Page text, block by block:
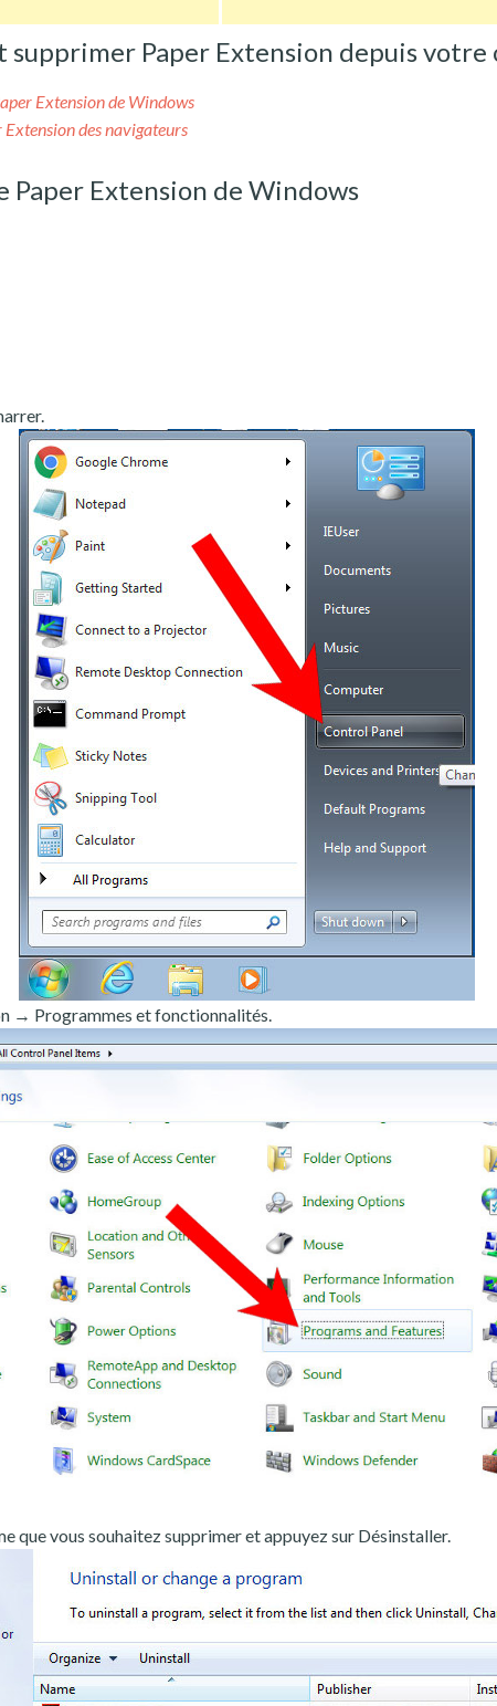
supprimer Paper Extension depuis
Extension de Windows
des navigateurs
Paper Extension de Windows
→ Programmes et fonctionnalités.
que vous souhaitez supprimer et appuyez sur Désinstaller.